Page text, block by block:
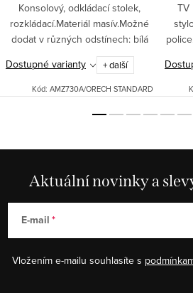
Konsolový, odkládací stolek,
rozkládací.Materiál masív.Možné
dodat v různých odstínech: bílá
patina, černá patina, ořech. Na
obrázku v odstínu ořech.Pro jiná
barevná provedení...
Dostupné varianty + další
Kód: AMZ730A/ORECH STANDARD
TV
Aktuální novinky a
E-mail
Vložením e-mailu souhlasíte s